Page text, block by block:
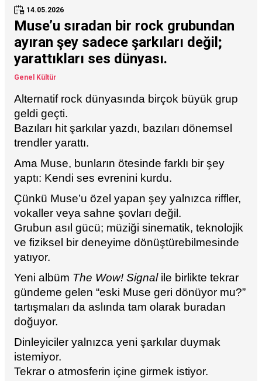
14.05.2026
Muse’u sıradan bir rock grubundan
ayıran şey sadece şarkıları değil;
yarattıkları ses dünyası.
Genel Kültür
Alternatif rock dünyasında birçok büyük grup
geldi geçti.
Bazıları hit şarkılar yazdı, bazıları dönemsel
trendler yarattı.
Ama Muse, bunların ötesinde farklı bir şey
yaptı: Kendi ses evrenini kurdu.
Çünkü Muse’u özel yapan şey yalnızca riffler,
vokaller veya sahne şovları değil.
Grubun asıl gücü; müziği sinematik, teknolojik
ve fiziksel bir deneyime dönüştürebilmesinde
yatıyor.
Yeni albüm The Wow! Signalile birlikte tekrar
gündeme gelen “eski Muse geri dönüyor mu?”
tartışmaları da aslında tam olarak buradan
doğuyor.
Dinleyiciler yalnızca yeni şarkılar duymak
istemiyor.
Tekrar o atmosferin içine girmek istiyor.